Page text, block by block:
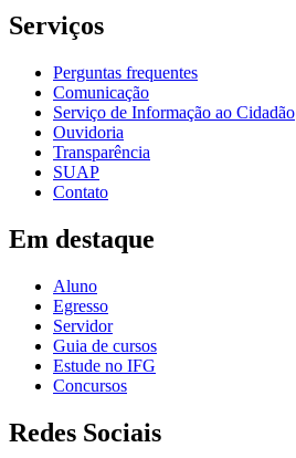
Serviços
Perguntas frequentes
Comunicação
Serviço de Informação ao Cidadão
Ouvidoria
Transparência
SUAP
Contato
Em destaque
Aluno
Egresso
Servidor
Guia de cursos
Estude no IFG
Concursos
Redes Sociais